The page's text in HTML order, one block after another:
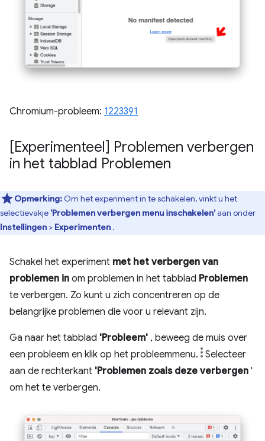
Chromium-probleem: 1223391
[Experimenteel] Problemen verbergen
in het tabblad Problemen
Opmerking: Om het experiment in te schakelen, vinkt u het
selectievakje 'Problemen verbergen menu inschakelen'aan onder
Instellingen > Experimenten .
Schakel het experiment met het verbergen van
problemen in om problemen in het tabblad Problemen
te verbergen. Zo kunt u zich concentreren op de
belangrijke problemen die voor u relevant zijn.
Ga naar het tabblad 'Probleem' , beweeg de muis over
een probleem en klik op het probleemmenu.
Selecteer
aan de rechterkant 'Problemen zoals deze verbergen '
om het te verbergen.